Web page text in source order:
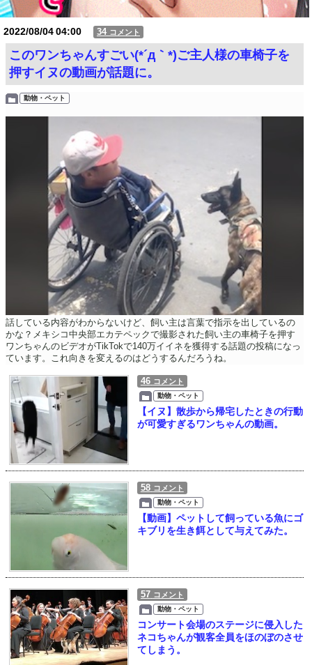
2022/08/0404:00 34 コメント
このワンちゃんすごい(*´д｀*)ご主人様の車椅子を
押すイヌの動画が話題に。
動物・ペット
話している内容がわからないけど、飼い主は言葉で指示を出しているの
かな？メキシコ中央部エカテペックで撮影された飼い主の車椅子を押す
ワンちゃんのビデオがTikTokで140万イイネを獲得する話題の投稿になっ
ています。これ向きを変えるのはどうするんだろうね。
46 コメント
動物・ペット
【イヌ】散歩から帰宅したときの行動
が可愛すぎるワンちゃんの動画。
58 コメント
動物・ペット
【動画】ペットして飼っている魚にゴ
キブリを生き餌として与えてみた。
57 コメント
動物・ペット
コンサート会場のステージに侵入した
ネコちゃんが観客全員をほのぼのさせ
てしまう。